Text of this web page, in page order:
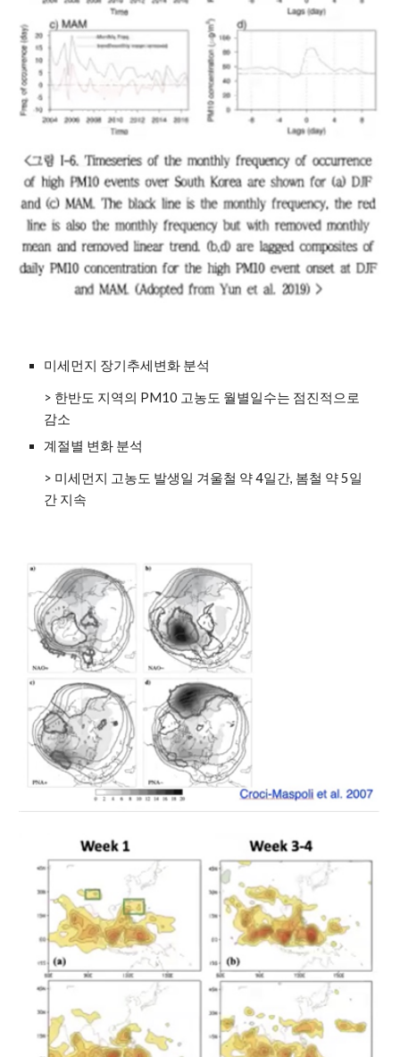
미세먼지 장기추세변화 분석
> 한반도 지역의 PM10 고농도 월별일수는 점진적으로
감소
계절별 변화 분석
> 미세먼지 고농도 발생일 겨울철 약 4일간, 봄철 약 5일
간 지속